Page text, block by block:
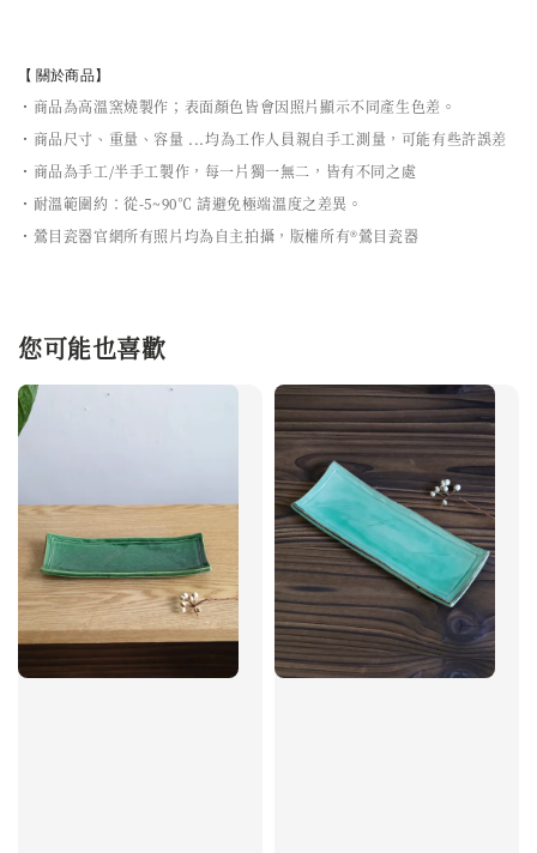
【 關於商品】
・商品為高溫窯燒製作；表面顏色皆會因照片顯示不同產生色差。
・商品尺寸、重量、容量 ...均為工作人員親自手工測量，可能有些許誤差
・商品為手工/半手工製作，每一片獨一無二，皆有不同之處
・耐溫範圍約：從-5~90℃ 請避免極端溫度之差異。
・鶯目瓷器官網所有照片均為自主拍攝，版權所有®鶯目瓷器
您可能也喜歡